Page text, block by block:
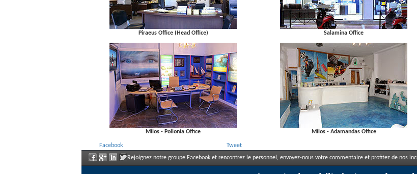
Piraeus Office (Head Office) Salamina Office
Milos - Pollonia Office Milos - Adamandas Office
Facebook
Tweet
Rejoignez notre groupe Facebook et rencontrez le personnel, envoyez-nous votre commentaire et profitez de nos